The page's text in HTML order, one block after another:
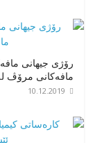
رۆژی جیهانی
مافەکانی مرۆڤ
10.12.2019